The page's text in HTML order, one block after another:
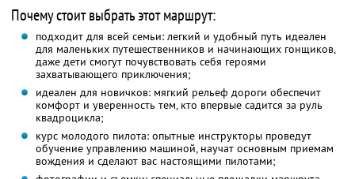
Почему стоит выбрать этот маршрут:
подходит для всей семьи: легкий и удобный путь идеален
для маленьких путешественников и начинающих гонщиков,
даже дети смогут почувствовать себя героями
захватывающего приключения;
идеален для новичков: мягкий рельеф дороги обеспечит
комфорт и уверенность тем, кто впервые садится за руль
квадроцикла;
курс молодого пилота: опытные инструкторы проведут
обучение управлению машиной, научат основным приемам
вождения и сделают вас настоящими пилотами;